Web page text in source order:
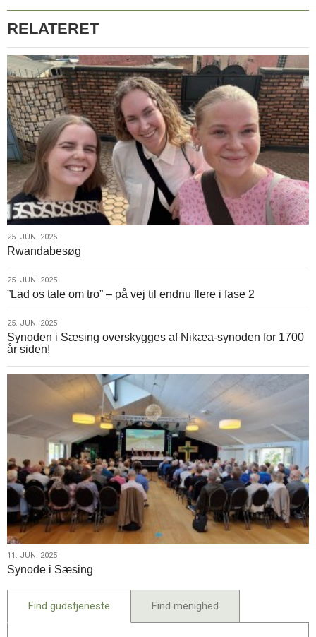
RELATERET
25.
jun.
2025
25. JUN. 2025
Rwandabesøg
25.
jun.
2025
25. JUN. 2025
”Lad os tale om tro” – på vej til endnu flere i fase 2
25.
jun.
2025
25. JUN. 2025
Synoden i Sæsing overskygges af Nikæa-synoden for 1700
år siden!
11.
jun.
11. JUN. 2025
Synode i Sæsing
Find gudstjeneste Find menighed